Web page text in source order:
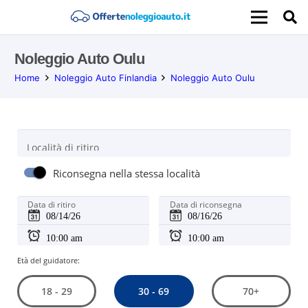
Noleggio Auto Oulu
Home Noleggio Auto Finlandia Noleggio Auto Oulu
Località di ritiro
Riconsegna nella stessa località
Data di ritiro Data di riconsegna
Età del guidatore:
18 - 29 30 - 69 70+